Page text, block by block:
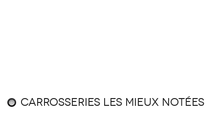
Carrosseries les mieux notées